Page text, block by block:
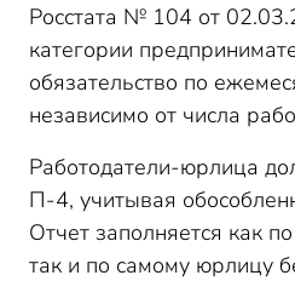
Росстата № 104 от
категории
обязательство по
независимо от числа
Работодатели-юрлица
П-4, учитывая
Отчет заполняется как
так и по самому юрлицу